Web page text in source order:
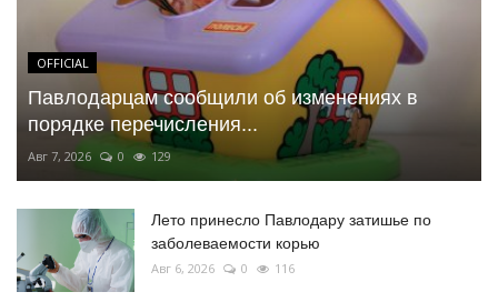
OFFICIAL
Павлодарцам сообщили об изменениях в
порядке перечисления...
Авг 7, 2026 0 129
Лето принесло Павлодару затишье по
заболеваемости корью
Авг 6, 2026 0 116